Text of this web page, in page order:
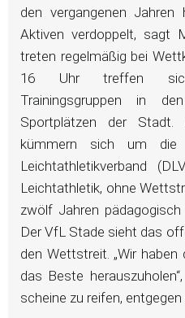
den vergangenen
Aktiven verdoppelt, sagt
treten regelmäßig bei
16 Uhr treffen
Trainingsgruppen in
Sportplätzen der Stadt.
kümmern sich um die
Leichtathletikverband
Leichtathletik, ohne
zwölf Jahren
Der VfL Stade sieht das
den Wettstreit. „Wir
das Beste
scheine zu reifen, entgegen